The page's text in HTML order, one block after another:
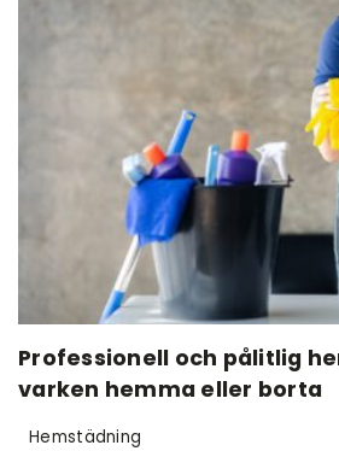
Professionell och pålitlig
varken hemma eller borta
Hemstädning